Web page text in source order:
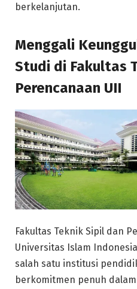
berkelanjutan.
Menggali
Studi di Fakultas
Perencanaan UII
Fakultas Teknik Sipil dan
Universitas Islam
salah satu institusi
berkomitmen penuh